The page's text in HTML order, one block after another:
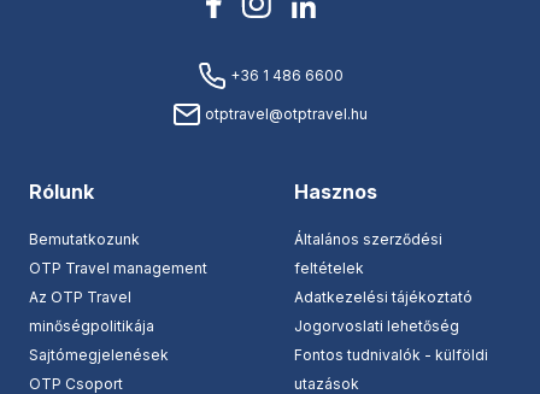
+36 1 486 6600
otptravel@otptravel.hu
Rólunk
Bemutatkozunk
OTP Travel management
Az OTP Travel
minőségpolitikája
Sajtómegjelenések
OTP Csoport
Hasznos
Általános szerződési
feltételek
Adatkezelési tájékoztató
Jogorvoslati lehetőség
Fontos tudnivalók - külföldi
utazások